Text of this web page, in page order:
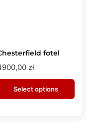
fotel
zł
Select options